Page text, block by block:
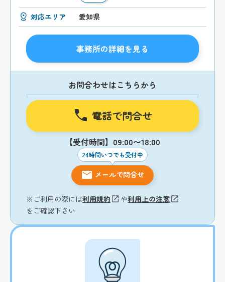
対応エリア 愛知県
事務所の詳細を見る
お問合わせはこちらから
電話で問合せ
【受付時間】09:00〜18:00
24時間いつでも受付中
メールで問合せ
※ご利用の際には利用規約 や利用上の注意
をご確認下さい